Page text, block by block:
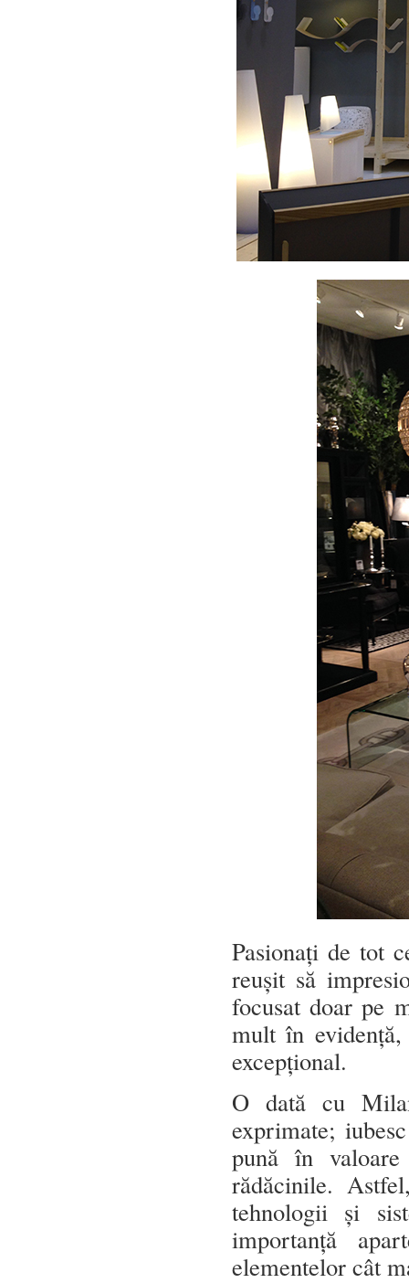
Pasionați de tot
reușit să
focusat doar pe
mult în
excepțional.
O dată cu
exprimate;
pună în
rădăcinile.
tehnologii și
importanță
elementelor cât